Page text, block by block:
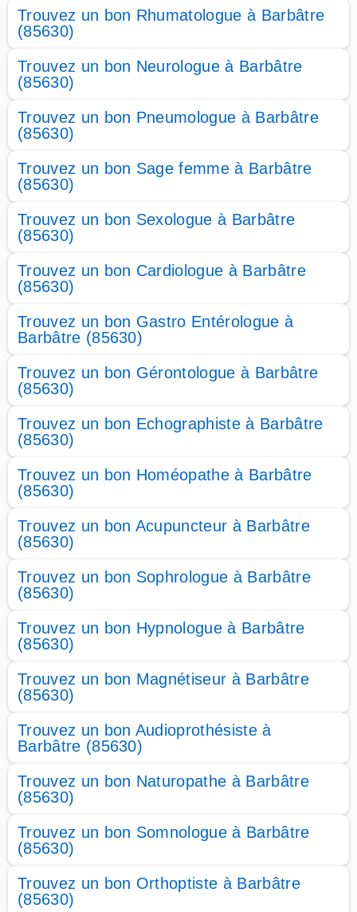
Trouvez un bon Rhumatologue à Barbâtre
(85630)
Trouvez un bon Neurologue à Barbâtre
(85630)
Trouvez un bon Pneumologue à Barbâtre
(85630)
Trouvez un bon Sage femme à Barbâtre
(85630)
Trouvez un bon Sexologue à Barbâtre
(85630)
Trouvez un bon Cardiologue à Barbâtre
(85630)
Trouvez un bon Gastro Entérologue à
Barbâtre (85630)
Trouvez un bon Gérontologue à Barbâtre
(85630)
Trouvez un bon Echographiste à Barbâtre
(85630)
Trouvez un bon Homéopathe à Barbâtre
(85630)
Trouvez un bon Acupuncteur à Barbâtre
(85630)
Trouvez un bon Sophrologue à Barbâtre
(85630)
Trouvez un bon Hypnologue à Barbâtre
(85630)
Trouvez un bon Magnétiseur à Barbâtre
(85630)
Trouvez un bon Audioprothésiste à
Barbâtre (85630)
Trouvez un bon Naturopathe à Barbâtre
(85630)
Trouvez un bon Somnologue à Barbâtre
(85630)
Trouvez un bon Orthoptiste à Barbâtre
(85630)